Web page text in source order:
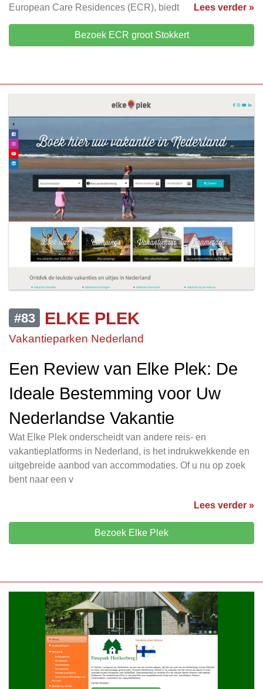
European Care Residences (ECR), biedt
Lees verder »
Bezoek ECR groot Stokkert
#83 ELKE PLEK
Vakantieparken Nederland
Een Review van Elke Plek: De
Ideale Bestemming voor Uw
Nederlandse Vakantie
Wat Elke Plek onderscheidt van andere reis- en
vakantieplatforms in Nederland, is het indrukwekkende en
uitgebreide aanbod van accommodaties. Of u nu op zoek
bent naar een v
Lees verder »
Bezoek Elke Plek